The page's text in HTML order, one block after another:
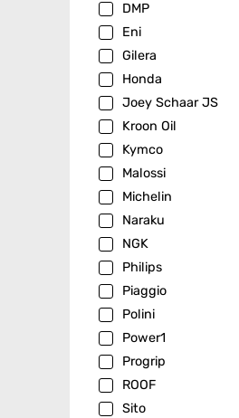
DMP
Eni
Gilera
Honda
Joey Schaar JS
Kroon Oil
Kymco
Malossi
Michelin
Naraku
NGK
Philips
Piaggio
Polini
Power1
Progrip
ROOF
Sito